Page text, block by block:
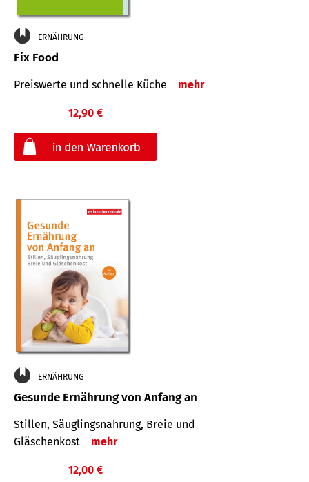
ERNÄHRUNG
Fix Food
Preiswerte und schnelle Küche mehr
12,90 €
ERNÄHRUNG
Gesunde Ernährung von Anfang an
Stillen, Säuglingsnahrung, Breie und
Gläschenkost
mehr
12,00 €